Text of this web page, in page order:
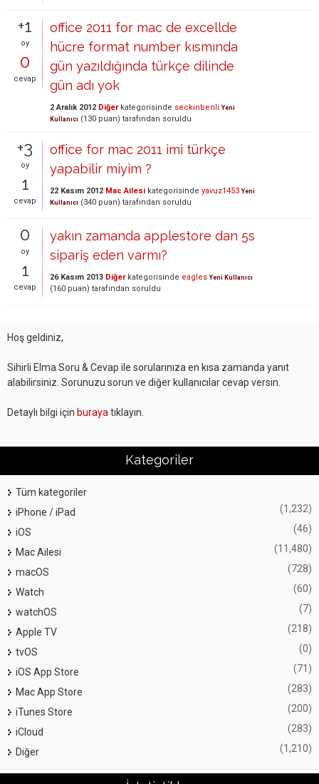
+1
oy
0
cevap
office 2011 for mac de excellde
hücre format number kısmında
gün yazıldığında türkçe dilinde
gün adı yok
2 Aralık 2012 Diğerkategorisinde seckinbenli Yeni
Kullanıcı (130 puan) tarafından soruldu
+3
oy
1
cevap
office for mac 2011 imi türkçe
yapabilir miyim ?
22 Kasım 2012 Mac Ailesi kategorisinde yavuz1453 Yeni
Kullanıcı (340 puan) tarafından soruldu
0
oy
1
cevap
yakın zamanda applestore dan 5s
sipariş eden varmı?
26 Kasım 2013 Diğerkategorisinde eagles Yeni Kullanıcı
(160 puan) tarafından soruldu
Hoş geldiniz,
Sihirli Elma Soru & Cevap ile sorularınıza en kısa zamanda yanıt
alabilirsiniz. Sorunuzu sorun ve diğer kullanıcılar cevap versin.
Detaylı bilgi için buraya tıklayın.
Kategoriler
Tüm kategoriler
iPhone / iPad
(1,232)
iOS (46)
Mac Ailesi (11,480)
macOS (728)
Watch (60)
watchOS (7)
Apple TV (218)
tvOS (0)
iOS App Store (71)
Mac App Store (283)
iTunes Store (200)
iCloud (283)
Diğer (1,210)